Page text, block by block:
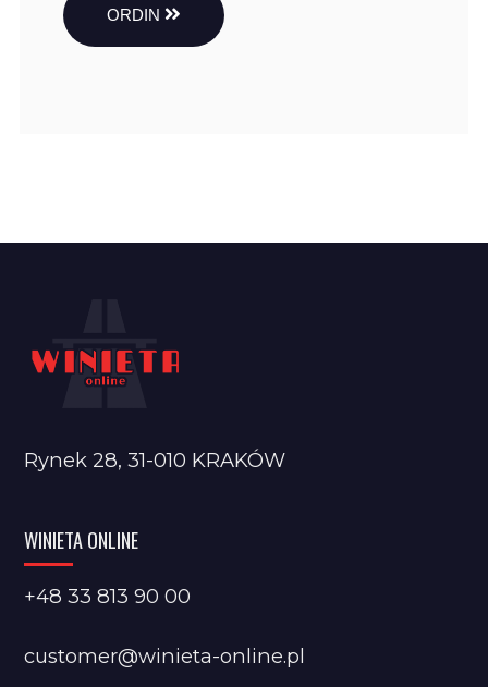
ORDIN
Rynek 28, 31-010 KRAKÓW
WINIETA ONLINE
+48 33 813 90 00
customer@winieta-online.pl